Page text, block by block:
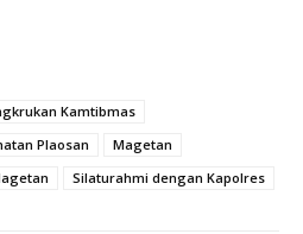
Kamtibmas
Plaosan
Magetan
Silaturahmi dengan Kapolres